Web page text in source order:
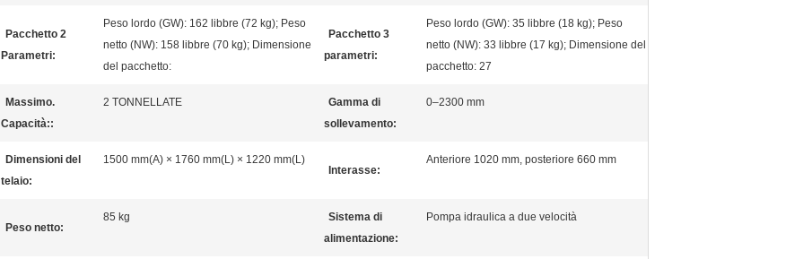
Pacchetto 2
Parametri:
Peso lordo (GW): 162 libbre (72 kg); Peso
netto (NW): 158 libbre (70 kg); Dimensione
del pacchetto:
Pacchetto 3
parametri:
Peso lordo (GW): 35 libbre (18 kg); Peso
netto (NW): 33 libbre (17 kg); Dimensione del
pacchetto: 27
​Massimo.
Capacità::
2 TONNELLATE
Gamma di
sollevamento:
0–2300 mm
Dimensioni del
telaio:
1500 mm(A) × 1760 mm(L) × 1220 mm(L)
Interasse:
Anteriore 1020 mm, posteriore 660 mm
Peso netto:
85 kg
Sistema di
alimentazione:
Pompa idraulica a due velocità